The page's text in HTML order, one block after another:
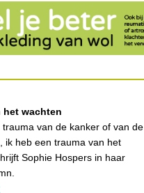
het wachten
van de kanker of van de
ik heb een trauma van het
Sophie Hospers in haar